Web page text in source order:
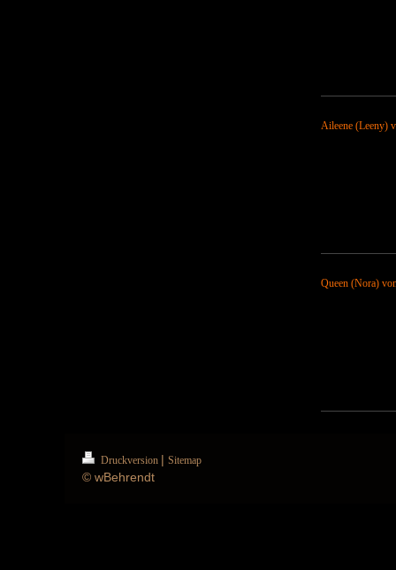
Aileene (Leeny)
Queen (Nora)
Druckversion | Sitemap
© wBehrendt